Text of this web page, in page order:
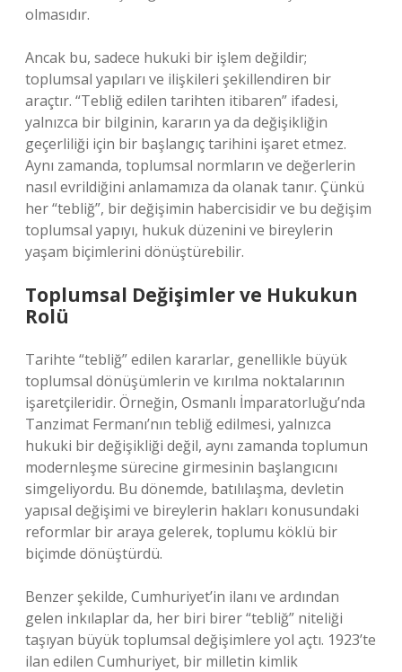
olmasıdır.
Ancak bu, sadece hukuki bir işlem değildir;
toplumsal yapıları ve ilişkileri şekillendiren bir
araçtır. “Tebliğ edilen tarihten itibaren” ifadesi,
yalnızca bir bilginin, kararın ya da değişikliğin
geçerliliği için bir başlangıç tarihini işaret etmez.
Aynı zamanda, toplumsal normların ve değerlerin
nasıl evrildiğini anlamamıza da olanak tanır. Çünkü
her “tebliğ”, bir değişimin habercisidir ve bu değişim
toplumsal yapıyı, hukuk düzenini ve bireylerin
yaşam biçimlerini dönüştürebilir.
Toplumsal Değişimler ve Hukukun
Rolü
Tarihte “tebliğ” edilen kararlar, genellikle büyük
toplumsal dönüşümlerin ve kırılma noktalarının
işaretçileridir. Örneğin, Osmanlı İmparatorluğu’nda
Tanzimat Fermanı’nın tebliğ edilmesi, yalnızca
hukuki bir değişikliği değil, aynı zamanda toplumun
modernleşme sürecine girmesinin başlangıcını
simgeliyordu. Bu dönemde, batılılaşma, devletin
yapısal değişimi ve bireylerin hakları konusundaki
reformlar bir araya gelerek, toplumu köklü bir
biçimde dönüştürdü.
Benzer şekilde, Cumhuriyet’in ilanı ve ardından
gelen inkılaplar da, her biri birer “tebliğ” niteliği
taşıyan büyük toplumsal değişimlere yol açtı. 1923’te
ilan edilen Cumhuriyet, bir milletin kimlik